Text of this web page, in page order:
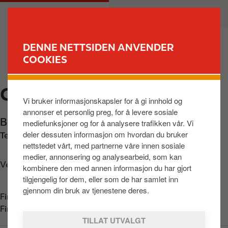
DENNE NETTSIDEN ANVENDER
COOKIES
Vi bruker informasjonskapsler for å gi innhold og
annonser et personlig preg, for å levere sosiale
mediefunksjoner og for å analysere trafikken vår. Vi
deler dessuten informasjon om hvordan du bruker
nettstedet vårt, med partnerne våre innen sosiale
medier, annonsering og analysearbeid, som kan
kombinere den med annen informasjon du har gjort
tilgjengelig for dem, eller som de har samlet inn
gjennom din bruk av tjenestene deres.
TILLAT UTVALGT
h
o
v
e
d
n
o
l
M
v
CIRCLE K BØLER
Bølerlia 1,Oslo,0691,NO
Telefon: +4722263232
Veibeskrivelse
Finn oss i
Finn oss i